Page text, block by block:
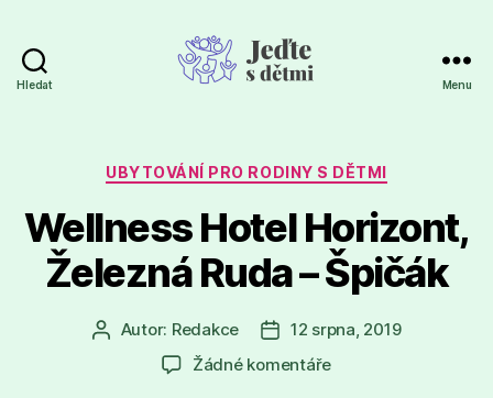
Hledat Menu
Rubriky
UBYTOVÁNÍ PRO RODINY S DĚTMI
Wellness Hotel Horizont,
Železná Ruda – Špičák
Autor
příspěvku
Autor: Redakce
Datum
příspěvku
12 srpna, 2019
Žádné komentářeu